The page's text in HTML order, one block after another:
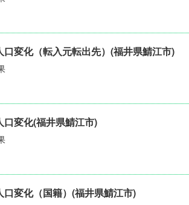
変化（転入元転出先）(福井県鯖江市)
変化(福井県鯖江市)
口変化（国籍）(福井県鯖江市)